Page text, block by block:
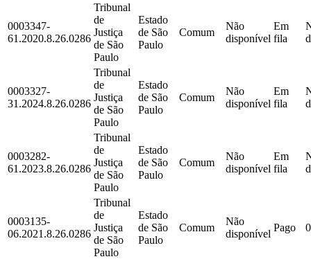
0003347-
61.2020.8.26.0286
Tribunal
de
Justiça
de São
Paulo
Estado
de São
Paulo
Comum
Não
disponível
Em
fila
0003327-
31.2024.8.26.0286
Tribunal
de
Justiça
de São
Paulo
Estado
de São
Paulo
Comum
Não
disponível
Em
fila
0003282-
61.2023.8.26.0286
Tribunal
de
Justiça
de São
Paulo
Estado
de São
Paulo
Comum
Não
disponível
Em
fila
0003135-
06.2021.8.26.0286
Tribunal
de
Justiça
de São
Paulo
Estado
de São
Paulo
Comum
Não
disponível
Pago